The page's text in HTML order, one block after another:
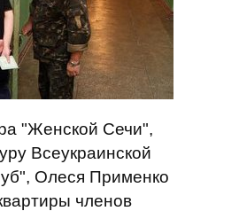
"Женской Сечи",
Всеукраинской
Олеся Применко
членов